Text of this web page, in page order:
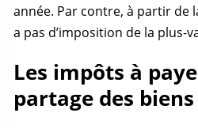
année. Par contre, à partir de
a pas d’imposition de la plus-
Les impôts à
partage des